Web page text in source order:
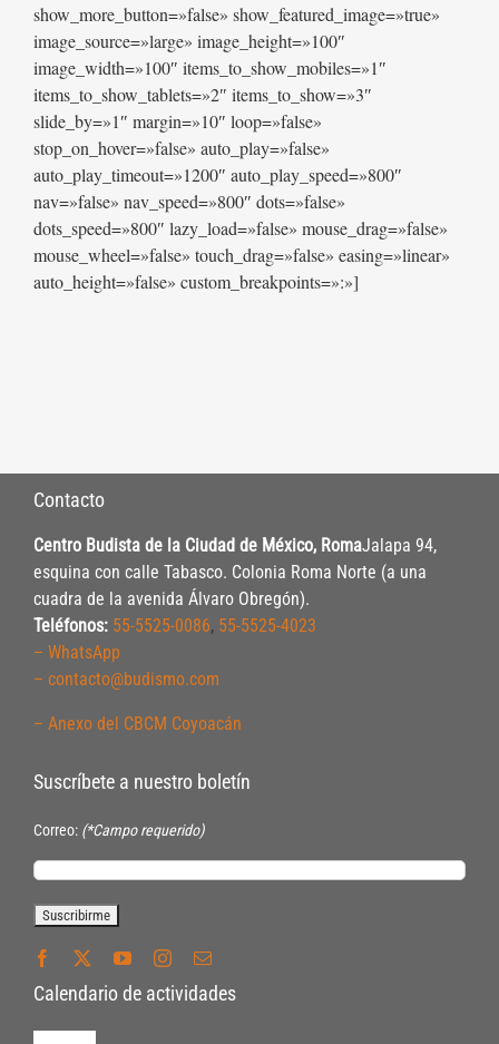
show_more_button=»false» show_featured_image=»true»
image_source=»large» image_height=»100″
image_width=»100″ items_to_show_mobiles=»1″
items_to_show_tablets=»2″ items_to_show=»3″
slide_by=»1″ margin=»10″ loop=»false»
stop_on_hover=»false» auto_play=»false»
auto_play_timeout=»1200″ auto_play_speed=»800″
nav=»false» nav_speed=»800″ dots=»false»
dots_speed=»800″ lazy_load=»false» mouse_drag=»false»
mouse_wheel=»false» touch_drag=»false» easing=»linear»
auto_height=»false» custom_breakpoints=»:»]
Contacto
Centro Budista de la Ciudad de México, RomaJalapa 94,
esquina con calle Tabasco. Colonia Roma Norte (a una
cuadra de la avenida Álvaro Obregón).
Teléfonos: 55-5525-0086, 55-5525-4023
– WhatsApp
– contacto@budismo.com
– Anexo del CBCM Coyoacán
Suscríbete a nuestro boletín
Correo: (*Campo requerido)
Calendario de actividades